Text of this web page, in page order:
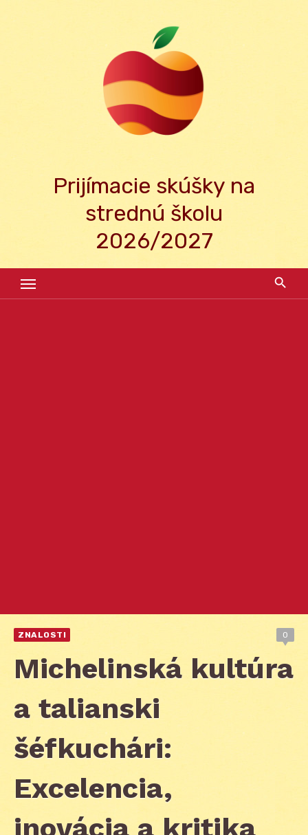
Prijímacie skúšky na
strednú školu
2026/2027
ZNALOSTI 0
Michelinská kultúra
a talianski
šéfkuchári:
Excelencia,
inovácia a kritika